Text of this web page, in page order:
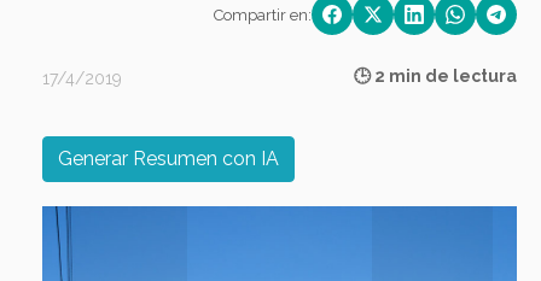
Compartir en:
17/4/2019 🕒 2 min de lectura
Generar Resumen con IA